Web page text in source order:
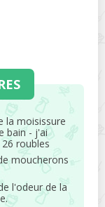
la moisissure
bain - j'ai
roubles
moucherons
l'odeur de la